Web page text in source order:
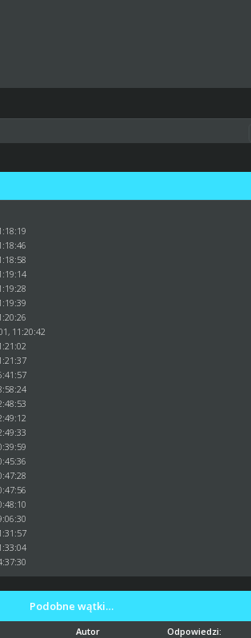
11:20:42
Podobne wątki…
Autor Odpowiedzi: